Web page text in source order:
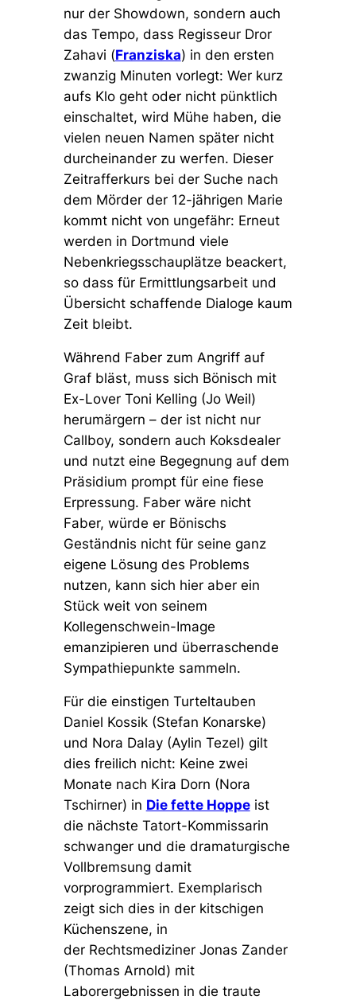
nur der Showdown, sondern auch
das Tempo, dass Regisseur Dror
Zahavi (Franziska) in den ersten
zwanzig Minuten vorlegt: Wer kurz
aufs Klo geht oder nicht pünktlich
einschaltet, wird Mühe haben, die
vielen neuen Namen später nicht
durcheinander zu werfen. Dieser
Zeitrafferkurs bei der Suche nach
dem Mörder der 12-jährigen Marie
kommt nicht von ungefähr: Erneut
werden in Dortmund viele
Nebenkriegsschauplätze beackert,
so dass für Ermittlungsarbeit und
Übersicht schaffende Dialoge kaum
Zeit bleibt.
Während Faber zum Angriff auf
Graf bläst, muss sich Bönisch mit
Ex-Lover Toni Kelling (Jo Weil)
herumärgern – der ist nicht nur
Callboy, sondern auch Koksdealer
und nutzt eine Begegnung auf dem
Präsidium prompt für eine fiese
Erpressung. Faber wäre nicht
Faber, würde er Bönischs
Geständnis nicht für seine ganz
eigene Lösung des Problems
nutzen, kann sich hier aber ein
Stück weit von seinem
Kollegenschwein-Image
emanzipieren und überraschende
Sympathiepunkte sammeln.
Für die einstigen Turteltauben
Daniel Kossik (Stefan Konarske)
und Nora Dalay (Aylin Tezel) gilt
dies freilich nicht: Keine zwei
Monate nach Kira Dorn (Nora
Tschirner) in Die fette Hoppeist
die nächste Tatort-Kommissarin
schwanger und die dramaturgische
Vollbremsung damit
vorprogrammiert. Exemplarisch
zeigt sich dies in der kitschigen
Küchenszene, in
der Rechtsmediziner Jonas Zander
(Thomas Arnold) mit
Laborergebnissen in die traute